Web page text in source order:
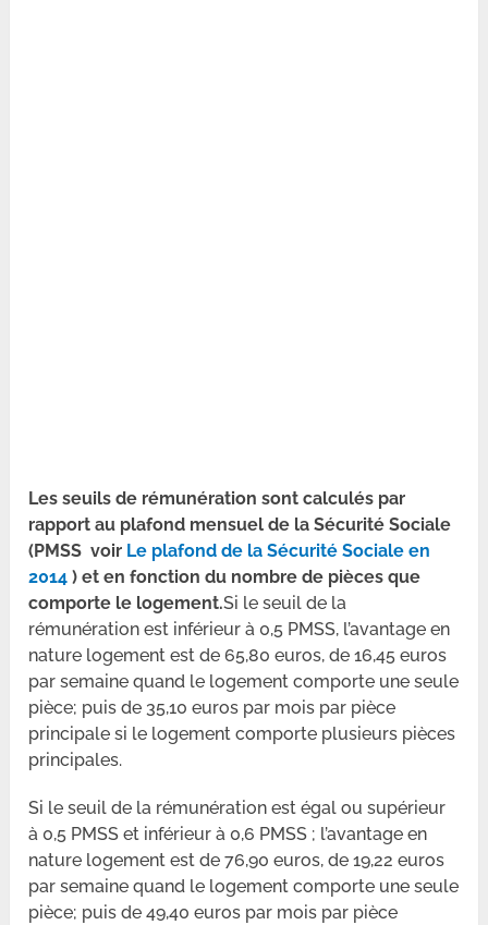
Les seuils de rémunération sont calculés par
rapport au plafond mensuel de la Sécurité Sociale
(PMSS voir Le plafond de la Sécurité Sociale en
2014 ) et en fonction du nombre de pièces que
comporte le logement.Si le seuil de la
rémunération est inférieur à 0,5 PMSS, l’avantage en
nature logement est de 65,80 euros, de 16,45 euros
par semaine quand le logement comporte une seule
pièce; puis de 35,10 euros par mois par pièce
principale si le logement comporte plusieurs pièces
principales.
Si le seuil de la rémunération est égal ou supérieur
à 0,5 PMSS et inférieur à 0,6 PMSS ; l’avantage en
nature logement est de 76,90 euros, de 19,22 euros
par semaine quand le logement comporte une seule
pièce; puis de 49,40 euros par mois par pièce